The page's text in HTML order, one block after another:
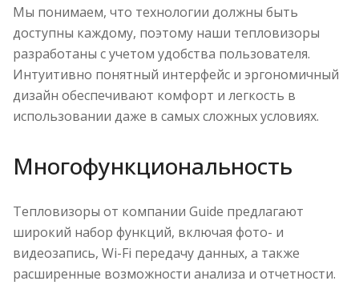
Мы понимаем, что технологии должны быть
доступны каждому, поэтому наши тепловизоры
разработаны с учетом удобства пользователя.
Интуитивно понятный интерфейс и эргономичный
дизайн обеспечивают комфорт и легкость в
использовании даже в самых сложных условиях.
Многофункциональность
Тепловизоры от компании Guide предлагают
широкий набор функций, включая фото- и
видеозапись, Wi-Fi передачу данных, а также
расширенные возможности анализа и отчетности.